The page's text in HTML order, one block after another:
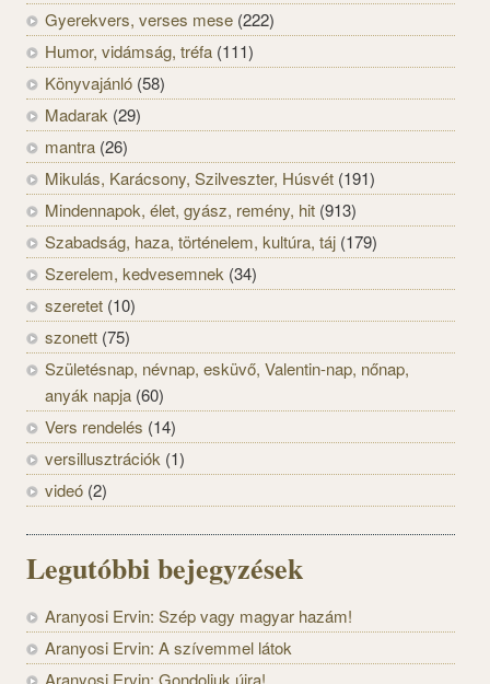
Gyerekvers, verses mese (222)
Humor, vidámság, tréfa (111)
Könyvajánló (58)
Madarak (29)
mantra (26)
Mikulás, Karácsony, Szilveszter, Húsvét (191)
Mindennapok, élet, gyász, remény, hit (913)
Szabadság, haza, történelem, kultúra, táj (179)
Szerelem, kedvesemnek (34)
szeretet (10)
szonett (75)
Születésnap, névnap, esküvő, Valentin-nap, nőnap,
anyák napja (60)
Vers rendelés (14)
versillusztrációk (1)
videó (2)
Legutóbbi bejegyzések
Aranyosi Ervin: Szép vagy magyar hazám!
Aranyosi Ervin: A szívemmel látok
Aranyosi Ervin: Gondoljuk újra!